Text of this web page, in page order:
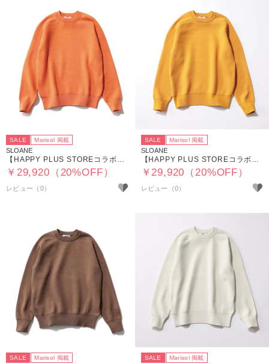
SALE Marisol 掲載
SLOANE
￥29,920（20%OFF）
SALE Marisol 掲載
SLOANE
￥29,920（20%OFF）
SALE Marisol 掲載 SALE Marisol 掲載